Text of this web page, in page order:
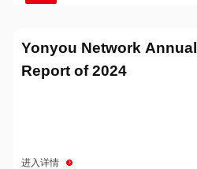
Yonyou Network Annual
Report of 2024
进入详情